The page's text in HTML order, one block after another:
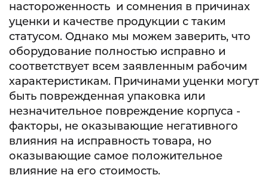
настороженность и сомнения в причинах
уценки и качестве продукции с таким
статусом. Однако мы можем заверить, что
оборудование полностью исправно и
соответствует всем заявленным рабочим
характеристикам. Причинами уценки могут
быть поврежденная упаковка или
незначительное повреждение корпуса -
факторы, не оказывающие негативного
влияния на исправность товара, но
оказывающие самое положительное
влияние на его стоимость.